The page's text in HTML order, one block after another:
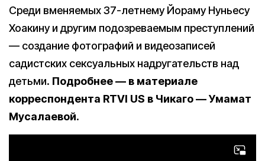
Среди вменяемых 37-летнему Йораму Нуньесу
Хоакину и другим подозреваемым преступлений
— создание фотографий и видеозаписей
садистских сексуальных надругательств над
детьми. Подробнее — в материале
корреспондента RTVI US в Чикаго — Умамат
Мусалаевой.